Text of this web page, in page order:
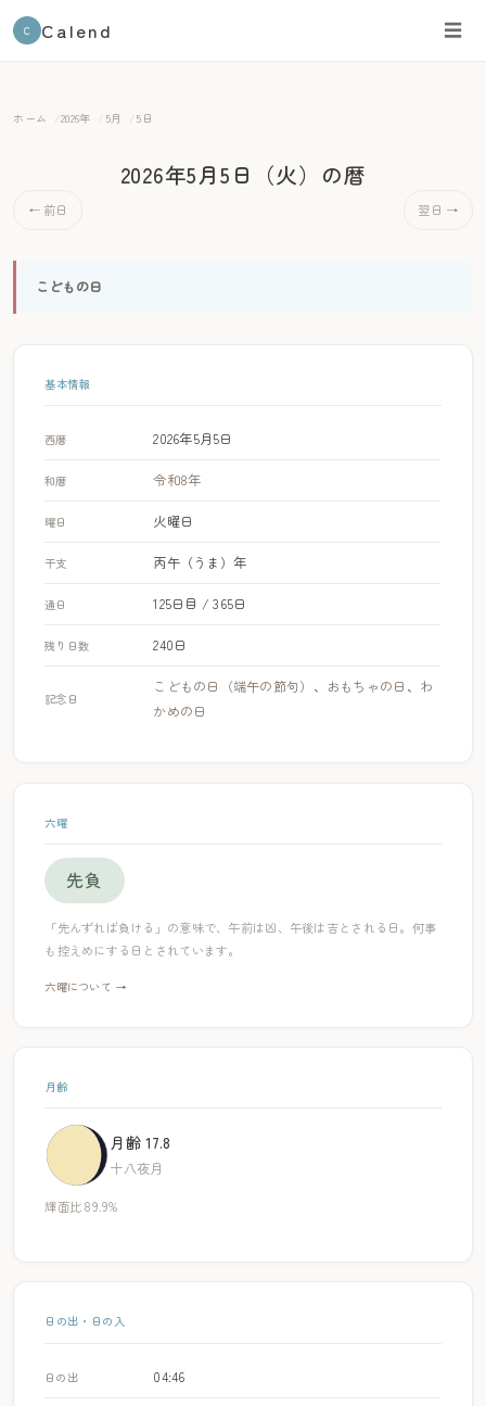
C Calend ☰
ホーム 2026年 5月 5日
← 前日
2026年5月5日（火） の暦
翌日 →
こどもの日
基本情報
西暦 2026年5月5日
和暦 令和8年
曜日 火曜日
干支 丙午（うま）年
通日 125日目 / 365日
残り日数 240日
記念日
こどもの日（端午の節句） 、 おもちゃの日 、 わ
かめの日
六曜
先負
「先んずれば負ける」の意味で、午前は凶、午後は吉とされる日。何事
も控えめにする日とされています。
六曜について →
月齢
月齢 17.8
十八夜月
輝面比 89.9%
日の出・日の入
日の出 04:46